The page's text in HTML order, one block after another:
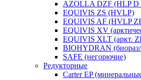
AZOLLA DZF (HLP D
EQUIVIS ZS (HVLP)
EQUIVIS AF (HVLP
EQUIVIS XV
EQUIVIS XLT (аркт.
BIOHYDRAN
SAFE (негорючие)
Редукторные
Carter EP